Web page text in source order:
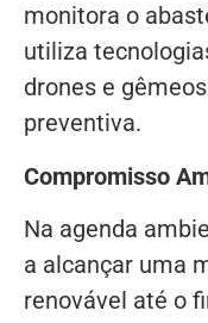
monitora o
utiliza
drones e
preventiva.
Compromisso
Na agenda
a alcançar uma
renovável até o